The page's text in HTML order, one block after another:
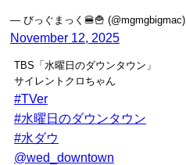
— びっぐまっく🍔🍟 (@mgmgbigmac)
November 12, 2025
TBS「水曜日のダウンタウン」
サイレントクロちゃん
#TVer
#水曜日のダウンタウン
#水ダウ
@wed_downtown